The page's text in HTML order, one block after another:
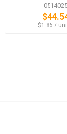
0514025
‎$1.86 /